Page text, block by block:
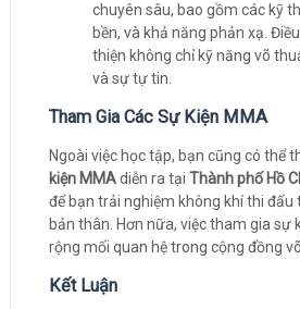
chuyên sâu, bao gồm các kỹ
bền, và khả năng phản xạ.
thiện không chỉ kỹ năng võ
và sự tự tin.
Tham Gia Các Sự Kiện MMA
Ngoài việc học tập, bạn cũng có thể
kiện MMAdiễn ra tại Thành phố Hồ
để bạn trải nghiệm không khí thi
bản thân. Hơn nữa, việc tham gia sự
rộng mối quan hệ trong cộng đồng
Kết Luận